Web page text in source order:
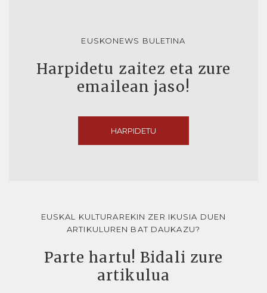
EUSKONEWS BULETINA
Harpidetu zaitez eta zure
emailean jaso!
HARPIDETU
EUSKAL KULTURAREKIN ZER IKUSIA DUEN
ARTIKULUREN BAT DAUKAZU?
Parte hartu! Bidali zure
artikulua